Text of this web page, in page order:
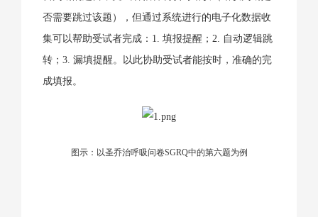
否需要跳过该题），但通过系统进行的电子化数据收
集可以帮助受试者完成：1. 填报提醒；2. 自动逻辑跳
转；3. 漏填提醒。以此协助受试者能按时，准确的完
成填报。
图示：以圣乔治呼吸问卷SGRQ中的第六题为例